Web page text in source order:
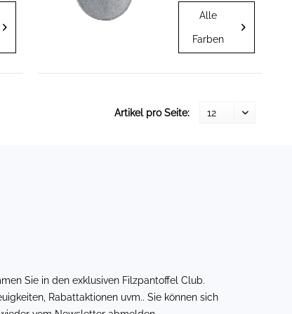
die Garderobe
hängen können.
Vier Paar nach
Ihrer Farbwahl.
Falls keine
werden,
erhalten Sie
Alle
Farben
Artikel pro Seite:
Sie in den exklusiven Filzpantoffel Club.
Rabattaktionen uvm.. Sie können sich